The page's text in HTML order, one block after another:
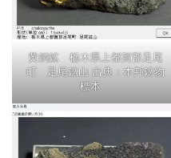
黄銅鉱 栃木県上都賀郡足尾
町 足尾鉱山 出典：本邦鉱物
標本